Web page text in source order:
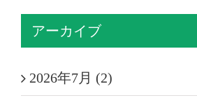
アーカイブ
2026年7月 (2)